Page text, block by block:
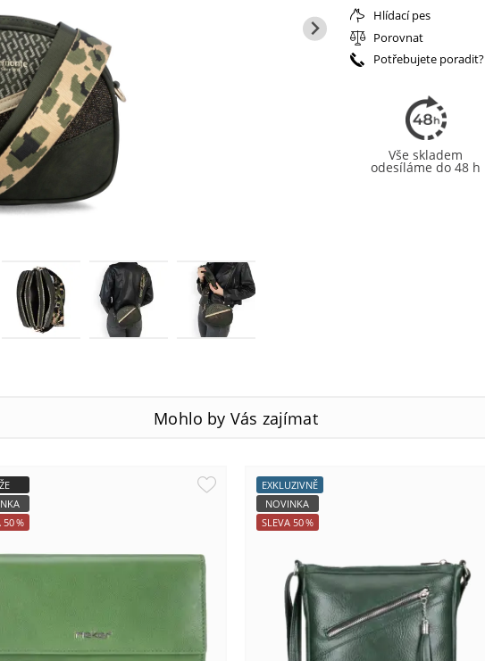
Hlídací pes
Porovnat
Potřebujete poradit?
Vše skladem
odesíláme do 48 h
Mohlo by Vás zajímat
50%
EXKLUZIVNĚ
NOVINKA
SLEVA 50%